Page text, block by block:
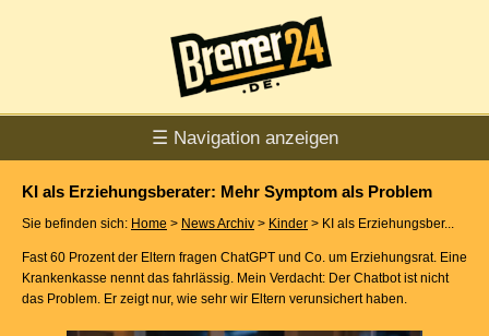
☰ Navigation anzeigen
KI als Erziehungsberater: Mehr Symptom als Problem
Sie befinden sich: Home > News Archiv > Kinder > KI als Erziehungsber...
Fast 60 Prozent der Eltern fragen ChatGPT und Co. um Erziehungsrat. Eine
Krankenkasse nennt das fahrlässig. Mein Verdacht: Der Chatbot ist nicht
das Problem. Er zeigt nur, wie sehr wir Eltern verunsichert haben.